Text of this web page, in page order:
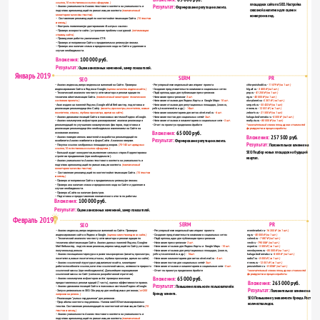
ссылок, 10 естественных ссылок с форумов.)
− Анализ уникальности. Анализ текстового контента на уникальность и
подготовка рекомендаций по уникализации контента (ежемесячный
мониторинг качества текстов).
−  Составление рекомендаций по контентной оптимизации Сайта. (15 текстов
в месяц.)
− Контроль появления/редактирования «Быстрых ссылок»
− Проверка скорости сайта / устранение проблем с загрузкой. (оптимизация
страниц сайта).
− Проведение работ по увеличению CTR.
− Проверка геопривязки Сайта к продвигаемым региону/регионам.
− Проверка на наличие спама и вредоносного кода на Сайте и удаление в
случае необходимости.
площадках сайта по SEO. Настройка
сквозной аналитики для оценки
конверсии в лид.
Результат: Формирование репутации клиента.
Вложения: 100 000 руб.
Результат: Оценка внесенных изменений, замер показателей.
Январь 2019 SERM PR
SEO
− Анализ индексации проведенных изменений на Сайте. Проверка
индексирования Сайта в Яндекс и Google. (оценка качества индекса сайта.)
− Технический анализ по чек-листу оптимизатора и рекомендации по
технической оптимизации Cайта. (ежемесячный мониторинг технического
состояния проекта.)
- Анализ данных панелей Яндекс, Google и Mail Вебмастер,  подготовка и
реализация рекомендаций по Сайту. (визиты, просмотры, посетители, новые
посетители, отказы, глубина просмотра, время на сайте).
− Анализ динамики позиций Сайта в поисковых системах Яндекс и Google.
− Анализ коммерческих факторов ранжирования: анализ и реализация
рекомендаций по улучшению коммерческих факторов, подготовка и
реализация рекомендаций по необходимым изменениям на Сайте на
основании анализа.
− Анализ поведения пользователей и выработка рекомендаций по
юзабилити. Анализ юзабилити и форм Сайта. Анализ конверсии.
− Покупка ссылок с избранных площадок-доноров. (70-140 шт.арендных
ссылок, 10 естественных ссылок с форумов.)
− Большой аудит конкурентов, выявление сильных сторон.Корректировка
стратегии продвижения (при необходимости).
− Анализ уникальности. Анализ текстового контента на уникальность и
подготовка рекомендаций по уникализации контента. (ежемесячный
мониторинг качества текстов).
−  Составление рекомендаций по контентной оптимизации Сайта. (15 текстов
в месяц.)
− Проверка геопривязки Сайта к продвигаемым региону/регионам.
− Проверка на наличие спама и вредоносного кода на Сайте и удаление в
случае необходимости.
− Проверка Сайта на наличие фильтров.
− Подготовка и предоставление ежемесячного отчета по работам.
- Регулярный еженедельный мониторинг проекта
- Создание представительств компании в социальных сетях
- Подбор площадок для публикации пресс-релизов
- Написание пресс-релизов- 3 шт.
- Написание отзывов для Яндекс.Карты и  Google Maps- 10 шт.
- Написание отзывов для репутационных площадок, (zoon.ru,
yell.ru,irecommend.ru и др.) - 14 шт.
- Написание комментариев для веток  otvet.mail.ru - 6 шт.
- Написание постов для социальных сетей- 3 шт.
- Написание отзывов и комментариев в социальные сети - 5 шт.
- Отчет по проекту о проделанной работе
chto-proishodit.ru - 11 879 ₽ (за 1 шт.)
klg.aif.ru - 3 400 ₽ (за 1 шт.)
pnp.ru - 41 250 ₽ (за 1 шт.)
eg.ru - 40 000 ₽ (за 1 шт.)
oko-planet.su - 2 301 ₽( за 1 шт.)
serp.mk.ru - 55 433 ₽ (за 1 шт.)
rrnews.ru - 12 051 ₽ (за 1 шт.)
zebra-tv.ru - 21 500 ₽ (за 1 шт.)
kaluga.bezformata.ru - 4 500 ₽ (за 1 шт.)
realty.ria.ru - 80 000 ₽ (за 1 шт.)
*окончательный список площадок и стоимостей
формируются в процессе работы
Вложения: 65 000 руб. Вложения: 257 500 руб.
Результат: Формирование репутации клиента. Результат:Положительное влияние на
SEO. Подбор новых площадок на будущий
квартал.
Вложения: 100 000 руб.
Результат: Оценка внесенных изменений, замер показателей.
Февраль 2019 SERM PR
SEO
− Анализ индексации проведенных изменений на Сайте. Проверка
индексирования сайта в Яндекс и Google. (оценка качества индекса сайта.)
− Технический анализ по чек-листу оптимизатора и рекомендации по
технической оптимизации Cайта. Анализ данных панелей Яндекс, Google и
Mail Вебмастер,  подготовка и реализация рекомендаций по Сайту, согласно
полученным данным.
− Анализ посещаемости ресурса в различных разрезах (визиты, просмотры,
посетители, новые посетители, отказы, глубина просмотра, время на сайте).
− Анализ ссылочной структуры продвигаемого сайта, мониторинг
работоспособности ссылок, качества ссылочной массы, активности прироста
ссылочной массы (при необходимости). Дальнейшее наращивание
ссылочной массы на Сайт (согласно разработанной стратегии).
− Анализ коммерческих факторов сайта: проверка внесения
предоставленных рекомендаций (1 часть), оценка эффективности правок.
− Анализ динамики позиций Сайта в поисковых системах Яндекс и Google.
- Запуск регионального SEO. Сбор ядер для необходимых регионов. (от 200
запросов на регион.)
- Реализация "умных поддоменов" для регионов.
- Проработка контента под регионы. Написание SEO-оптимизированных
текстов. Составление рекомендаций по контентной оптимизации Сайта. (15
текстов в месяц.)
− Анализ уникальности. Анализ текстового контента на уникальность и
подготовка рекомендаций по уникализации контента.(ежемесячный
- Регулярный еженедельный мониторинг проекта
- Создание представительств компании в социальных сетях
- Подбор площадок для публикации пресс-релизов
- Написание пресс-релизов- 3 шт.
- Написание отзывов для Яндекс.Карты и  Google Maps - 10 шт.
- Написание отзывов для репутационных площадок, (zoon.ru,
yell.ru,irecommend.ru и др.) - 16 шт.
- Написание комментариев для веток  otvet.mail.ru - 4 шт.
- Написание постов для социальных сетей- 3 шт.
- Написание отзывов и комментариев в социальные сети - 5 шт.
- Отчет по проекту о проделанной работе
eventmarket.ru - 16 355 ₽ (за 1 шт.)
eg.ru - 40 000 ₽ (за 1 шт.)
calend.ru - 7 887 ₽ (за 1 шт.)
vesti.ru - 79 000 ₽ (за 1 шт.)
expert.ru - 5 500 ₽ (за 1 шт.)
newdaynews.ru - 85 000 ₽ (за 1 шт.)
kaluga.bezformata.ru - 4 500 ₽ (за 1 шт.)
radio7.ru - 8 000 ₽ (за 1 шт.)
rrnews.ru - 12 051 ₽ (за 1 шт.)
penzainform.ru - 8 500 ₽ (за 1 шт.)
*окончательный список площадок и стоимостей
формируются в процессе работы
Вложения: 65 000 руб.
Вложения: 263 000 руб.
Результат: Повышение лояльности пользователей к
бренду клиента.
Результат: Положительное влияние на
SEO. Повышение узнаваемости бренда. Рост
количества лидов.